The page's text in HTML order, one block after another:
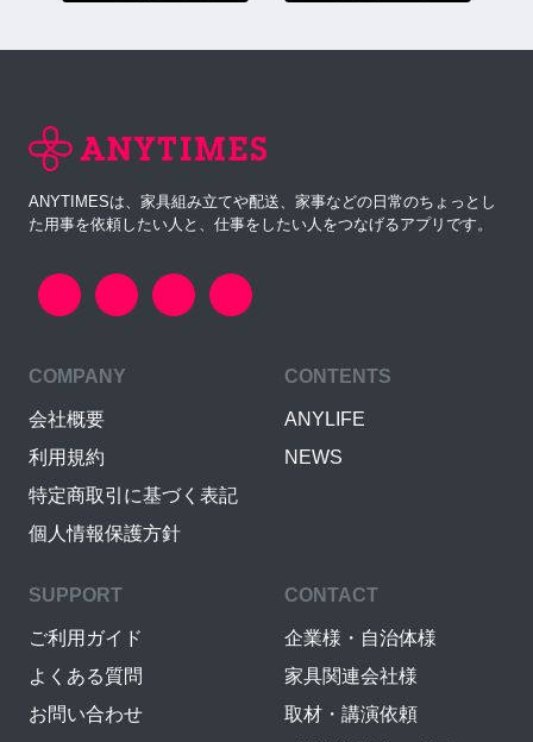
ANYTIMESは、家具組み立てや配送、家事などの日常のちょっとし
た用事を依頼したい人と、仕事をしたい人をつなげるアプリです。
COMPANY
会社概要
利用規約
特定商取引に基づく表記
個人情報保護方針
CONTENTS
ANYLIFE
NEWS
SUPPORT
ご利用ガイド
よくある質問
お問い合わせ
CONTACT
企業様・自治体様
家具関連会社様
取材・講演依頼